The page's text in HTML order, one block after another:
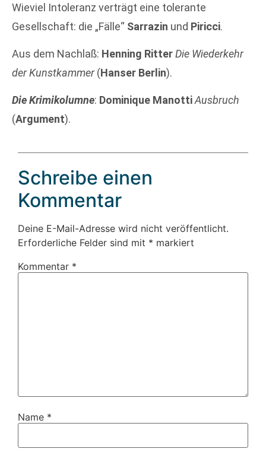
Wieviel Intoleranz verträgt eine tolerante
Gesellschaft: die „Fälle“ Sarrazin und Piricci.
Aus dem Nachlaß: Henning RitterDie Wiederkehr
der Kunstkammer(Hanser Berlin).
Die Krimikolumne: Dominique ManottiAusbruch
(Argument).
Schreibe einen
Kommentar
Deine E-Mail-Adresse wird nicht veröffentlicht.
Erforderliche Felder sind mit * markiert
Kommentar *
Name *